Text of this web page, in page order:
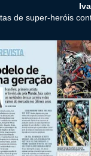
de super-heróis